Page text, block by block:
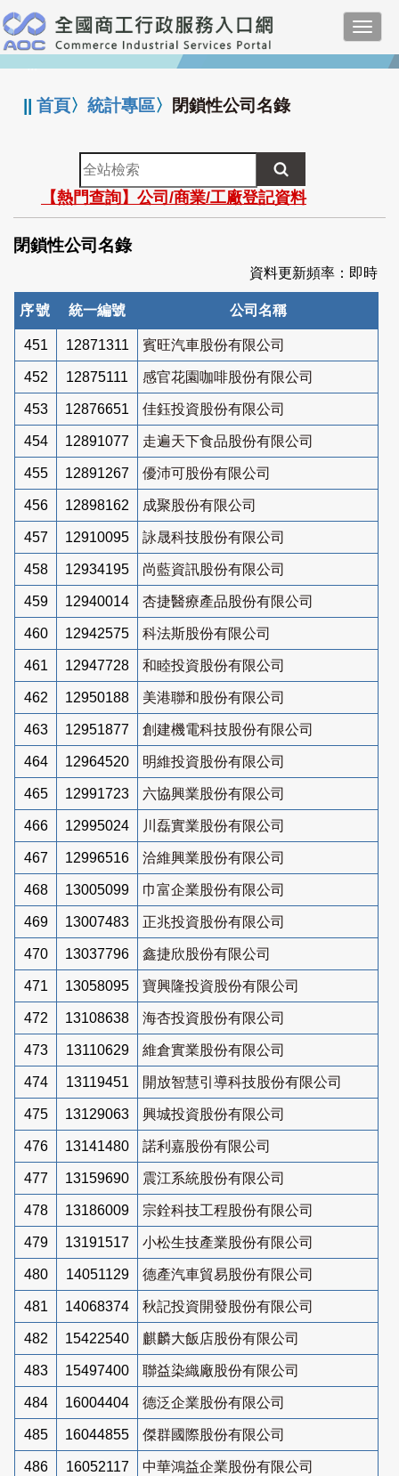
跳
到
主
要
:::
||首頁〉統計專區〉 閉鎖性公司名錄
全
站
檢
索
【熱門查詢】公司/商業/工廠登記資料
閉鎖性公司名錄
資料更新頻率：即時
序號 統一編號 公司名稱
451 12871311 賓旺汽車股份有限公司
452 12875111 感官花園咖啡股份有限公司
453 12876651 佳鈺投資股份有限公司
454 12891077 走遍天下食品股份有限公司
455 12891267 優沛可股份有限公司
456 12898162 成聚股份有限公司
457 12910095 詠晟科技股份有限公司
458 12934195 尚藍資訊股份有限公司
459 12940014 杏捷醫療產品股份有限公司
460 12942575 科法斯股份有限公司
461 12947728 和睦投資股份有限公司
462 12950188 美港聯和股份有限公司
463 12951877 創建機電科技股份有限公司
464 12964520 明維投資股份有限公司
465 12991723 六協興業股份有限公司
466 12995024 川磊實業股份有限公司
467 12996516 洽維興業股份有限公司
468 13005099 巾富企業股份有限公司
469 13007483 正兆投資股份有限公司
470 13037796 鑫捷欣股份有限公司
471 13058095 寶興隆投資股份有限公司
472 13108638 海杏投資股份有限公司
473 13110629 維倉實業股份有限公司
474 13119451 開放智慧引導科技股份有限公司
475 13129063 興城投資股份有限公司
476 13141480 諾利嘉股份有限公司
477 13159690 震江系統股份有限公司
478 13186009 宗銓科技工程股份有限公司
479 13191517 小松生技產業股份有限公司
480 14051129 德產汽車貿易股份有限公司
481 14068374 秋記投資開發股份有限公司
482 15422540 麒麟大飯店股份有限公司
483 15497400 聯益染織廠股份有限公司
484 16004404 德泛企業股份有限公司
485 16044855 傑群國際股份有限公司
486 16052117 中華鴻益企業股份有限公司